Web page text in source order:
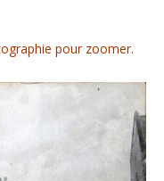
pour zoomer.